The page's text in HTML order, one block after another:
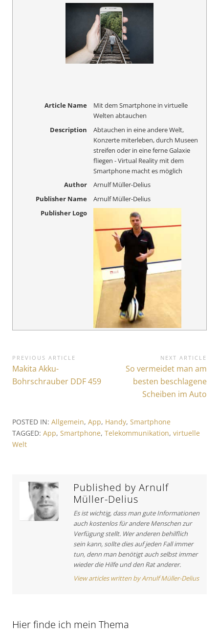
Article Name
Mit dem Smartphone in virtuelle
Welten abtauchen
Description
Abtauchen in eine andere Welt,
Konzerte miterleben, durch Museen
streifen oder in eine ferne Galaxie
fliegen - Virtual Reality mit dem
Smartphone macht es möglich
Author
Arnulf Müller-Delius
Publisher Name
Arnulf Müller-Delius
Publisher Logo
B
e
r
a
n
PREVIOUS ARTICLE
P
r
o
u
s
Makita Akku-
Bohrschrauber DDF 459
NEXT ARTICLE
N
r
t
:
So vermeidet man am
besten beschlagene
Scheiben im Auto
POSTED IN: Allgemein, App, Handy, Smartphone
TAGGED: App, Smartphone, Telekommunikation, virtuelle
Welt
Published by Arnulf
Müller-Delius
Es ist wichtig, dass man gute Informationen
auch kostenlos für andere Menschen zur
Verfügung stellt. Wer anderen behilflich
sein kann, sollte dies auf jeden Fall immer
tun, denn man benötigt auch selbst immer
wieder die Hilfe und den Rat anderer.
View articles written by Arnulf Müller-Delius
Hier finde ich mein Thema